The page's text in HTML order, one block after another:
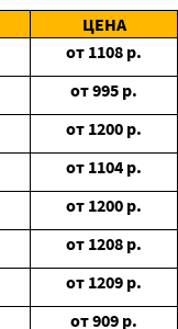
ЦЕНА
от 1108 р.
от995 р.
от 1200 р.
от 1104 р.
от 1200 р.
от 1208 р.
от 1209 р.
от909 р.